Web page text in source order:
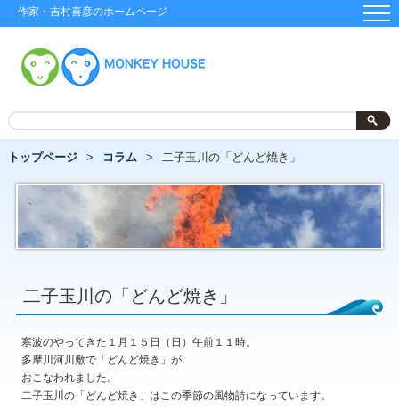
作家・吉村喜彦のホームページ
トップページ コラム 二子玉川の「どんど焼き」
二子玉川の「どんど焼き」
寒波のやってきた１月１５日（日）午前１１時。
多摩川河川敷で「どんど焼き」が
おこなわれました。
二子玉川の「どんど焼き」はこの季節の風物詩になっています。